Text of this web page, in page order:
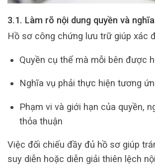
3.1. Làm rõ nội dung quyền và
Hồ sơ công chứng lưu trữ giúp xác
Quyền cụ thể mà mỗi bên được
Nghĩa vụ phải thực hiện tương
Phạm vi và giới hạn của quyền,
thỏa thuận
Việc đối chiếu đầy đủ hồ sơ giúp
suy diễn hoặc diễn giải thiên lệch